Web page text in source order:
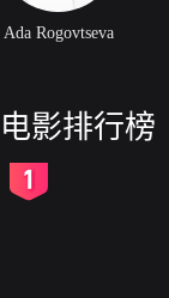
Ada Rogovtseva
电影排行榜